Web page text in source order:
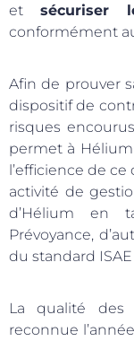
et sécuriser
conformément
​​​​​​Afin de prouver
dispositif de
risques
permet à
l’efficience de ce
activité de
d’Hélium en
Prévoyance,
du standard
La qualité des
reconnue